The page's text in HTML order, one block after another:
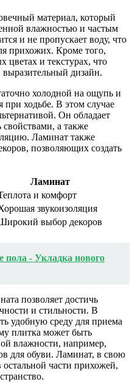
материал, который
влажностью и частым
и не пропускает воду, что
прихожих. Кроме того,
цветах и текстурах, что
выразительный дизайн.
холодной на ощупь и
ходьбе. В этом случае
Он обладает
а также
Ламинат также
позволяющих создать
Ламинат
и комфорт
звукоизоляция
выбор декоров
пола - Укладка нового
позволяет достичь
и стильности. В
удобную среду для приема
плитка может быть
влажности, например,
для обуви. Ламинат, в свою
остальной части прихожей,